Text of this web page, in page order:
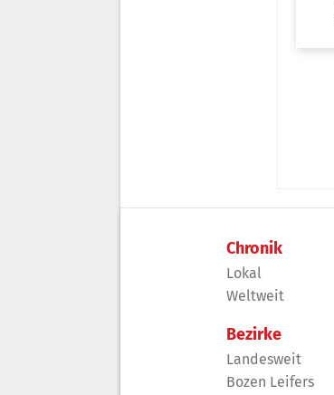
Chronik
Lokal
Weltweit
Bezirke
Landesweit
Bozen Leifers